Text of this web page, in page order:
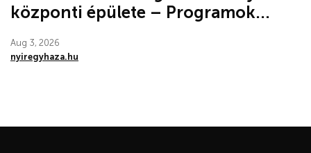
központi épülete – Programok...
Aug 3, 2026
nyiregyhaza.hu